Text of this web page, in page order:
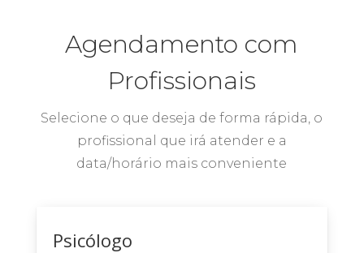
Agendamento com
Profissionais
Selecione o que deseja de forma rápida, o
profissional que irá atender e a
data/horário mais conveniente
Psicólogo